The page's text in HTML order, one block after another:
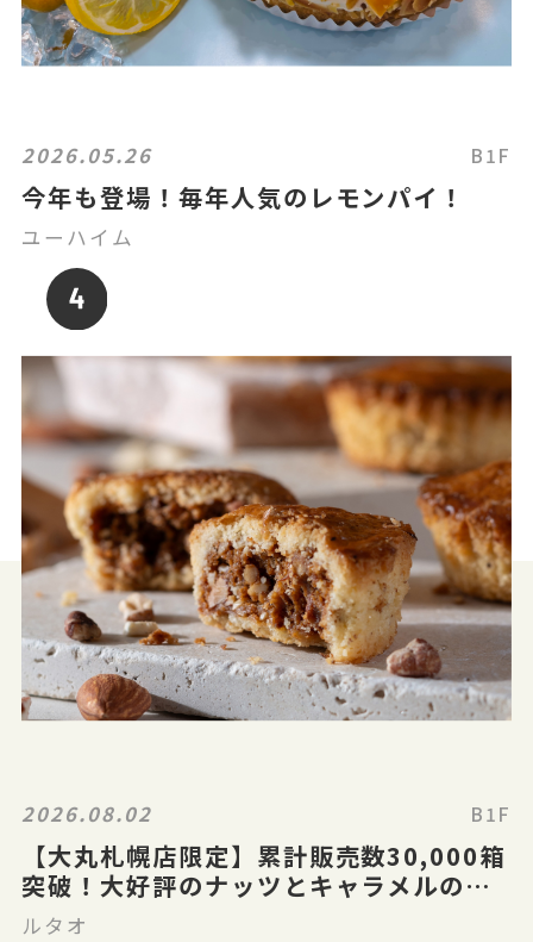
2026.05.26 B1F
今年も登場！毎年人気のレモンパイ！
ユーハイム
2026.08.02 B1F
【大丸札幌店限定】累計販売数30,000箱
突破！大好評のナッツとキャラメルのガ
レット「ガレナッティ」
ルタオ